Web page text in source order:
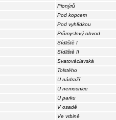
Pionýrů
Pod kopcem
Pod vyhlídkou
Průmyslový obvod
Sídliště I
Sídliště II
Svatováclavská
Tolstého
U nádraží
U nemocnice
U parku
V osadě
Ve vrbině